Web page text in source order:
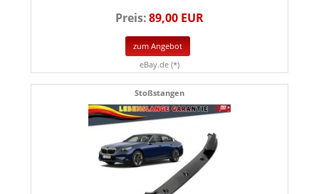
Preis:89,00 EUR
zum Angebot
eBay.de (*)
Stoßstangen